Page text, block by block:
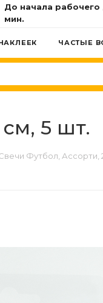
До начала рабочего
мин.
ЧАСТЫЕ
5 шт.
Футбол, Ассорти,